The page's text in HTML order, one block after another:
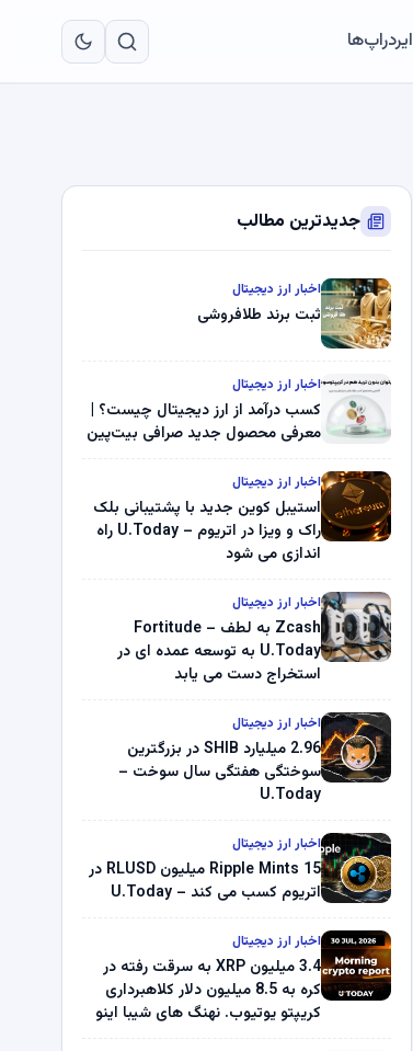
ایردراپ‌ها
جدیدترین مطالب
اخبار ارز دیجیتال
ثبت برند طلافروشی
اخبار ارز دیجیتال
کسب درآمد از ارز دیجیتال چیست؟ |
معرفی محصول جدید صرافی بیت‌پین
اخبار ارز دیجیتال
استیبل کوین جدید با پشتیبانی بلک
راک و ویزا در اتریوم – U.Today راه
اندازی می شود
اخبار ارز دیجیتال
Zcash به لطف Fortitude –
U.Today به توسعه عمده ای در
استخراج دست می یابد
اخبار ارز دیجیتال
2.96 میلیارد SHIB در بزرگترین
سوختگی هفتگی سال سوخت –
U.Today
اخبار ارز دیجیتال
Ripple Mints 15 میلیون RLUSD در
اتریوم کسب می کند – U.Today
اخبار ارز دیجیتال
3.4 میلیون XRP به سرقت رفته در
کره به 8.5 میلیون دلار کلاهبرداری
کریپتو یوتیوب. نهنگ های شیبا اینو